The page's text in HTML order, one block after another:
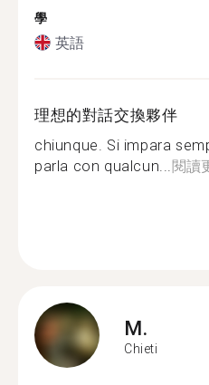
學
英語
理想的對話交換夥伴
chiunque. Si impara
parla con qualcun... 閱讀
M.
Chieti